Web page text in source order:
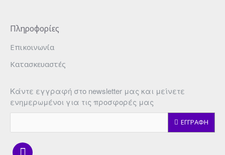
Πληροφορίες
Επικοινωνία
Κατασκευαστές
Κάντε εγγραφή στο newsletter μας και μείνετε
ενημερωμένοι για τις προσφορές μας
ΕΓΓΡΑΦΗ